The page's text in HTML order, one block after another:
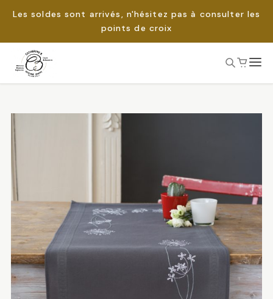
Les soldes sont arrivés, n'hésitez pas à consulter les
points de croix
Passer